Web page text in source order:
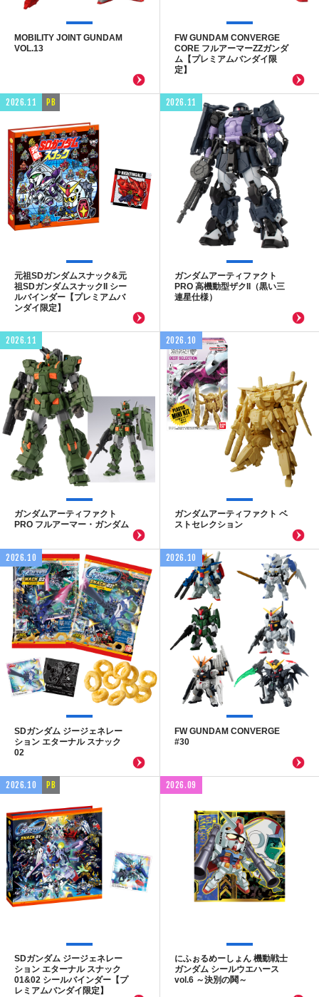
MOBILITY JOINT GUNDAM
VOL.13
FW GUNDAM CONVERGE
CORE フルアーマーZZガンダ
ム【プレミアムバンダイ限
定】
2026.11 PB
元祖SDガンダムスナック&元
祖SDガンダムスナックII シー
ルバインダー【プレミアムバ
ンダイ限定】
2026.11
ガンダムアーティファクト
PRO 高機動型ザクII（黒い三
連星仕様）
2026.11
ガンダムアーティファクト
PRO フルアーマー・ガンダム
2026.10
ガンダムアーティファクト ベ
ストセレクション
2026.10
SDガンダム ジージェネレー
ション エターナル スナック
02
2026.10
FW GUNDAM CONVERGE
#30
2026.10 PB
SDガンダム ジージェネレー
ション エターナル スナック
01&02 シールバインダー【プ
レミアムバンダイ限定】
2026.09
にふぉるめーしょん 機動戦士
ガンダム シールウエハース
vol.6 ～決別の鬨～